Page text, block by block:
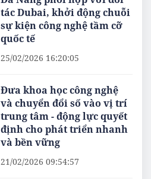
tác Dubai, khởi động chuỗi
sự kiện công nghệ tầm cỡ
quốc tế
25/02/2026 16:20:05
Đưa khoa học công nghệ
và chuyển đổi số vào vị trí
trung tâm - động lực quyết
định cho phát triển nhanh
và bền vững
21/02/2026 09:54:57